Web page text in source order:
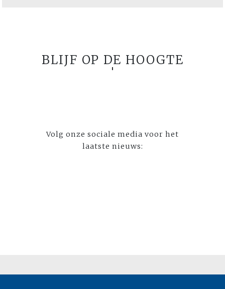
BLIJF OP DE HOOGTE
Volg onze sociale media voor het
laatste nieuws: